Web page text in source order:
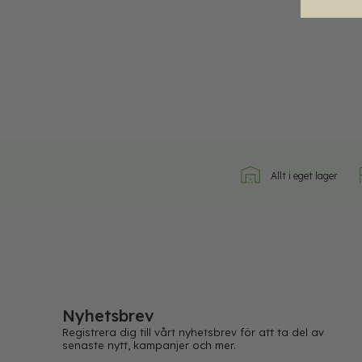
Allt i eget lager
Nyhetsbrev
Registrera dig till vårt nyhetsbrev för att ta del av
senaste nytt, kampanjer och mer.